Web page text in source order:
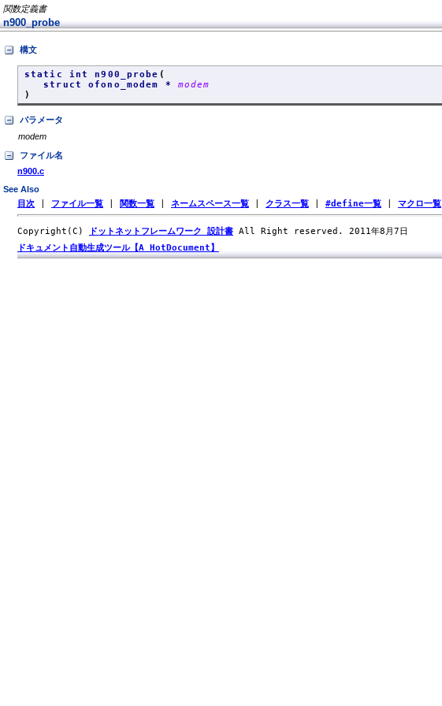
関数定義書
n900_probe
構文
static int n900_probe (
struct ofono_modem * modem
)
パラメータ
modem
ファイル名
n900.c
See Also
目次 ファイル一覧 関数一覧 ネームスペース一覧 クラス一覧 #define一覧 マクロ一覧
Copyright(C) ドットネットフレームワーク 設計書 All Right reserved. 2011年8月7日
ドキュメント自動生成ツール【A HotDocument】